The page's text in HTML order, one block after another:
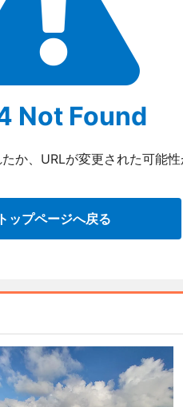
Not Found
か、URLが変更された可能性
ップページへ戻る